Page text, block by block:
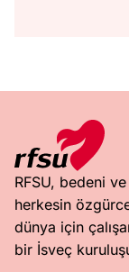
RFSU, bedeni
herkesin
dünya için
bir İsveç